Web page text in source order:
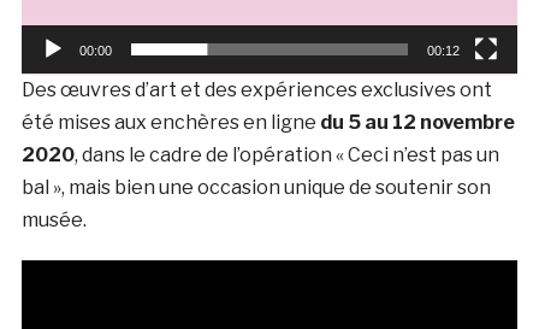
00:00 00:12
Des œuvres d’art et des expériences exclusives ont
été mises aux enchères en ligne du 5 au 12 novembre
2020, dans le cadre de l’opération « Ceci n’est pas un
bal », mais bien une occasion unique de soutenir son
musée.